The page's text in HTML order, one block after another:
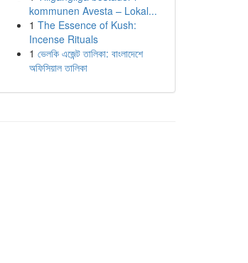
kommunen Avesta – Lokal...
1 The Essence of Kush:
Incense Rituals
1 ভেলকি এজেন্ট তালিকা: বাংলাদেশে
অফিসিয়াল তালিকা